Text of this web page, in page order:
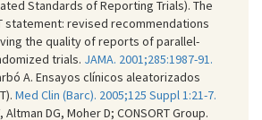
Standards of Reporting Trials). The
statement: revised recommendations
the quality of reports of parallel-
trials. JAMA. 2001;285:1987-91.
A. Ensayos clínicos aleatorizados
Med Clin (Barc). 2005;125 Suppl 1:21-7.
Altman DG, Moher D; CONSORT Group.